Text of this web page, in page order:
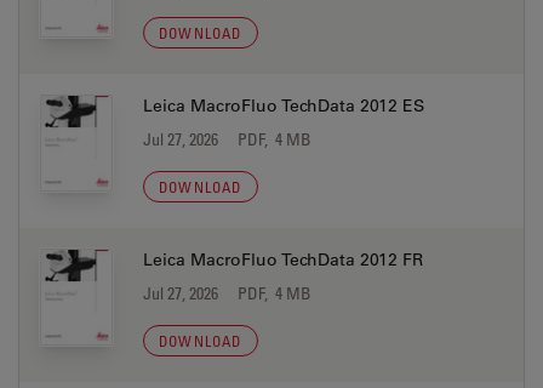
DOWNLOAD
Leica MacroFluo TechData 2012 ES
Jul 27, 2026 PDF, 4 MB
DOWNLOAD
Leica MacroFluo TechData 2012 FR
Jul 27, 2026 PDF, 4 MB
DOWNLOAD